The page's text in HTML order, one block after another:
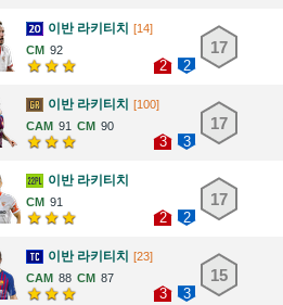
이반 라키티치
[14]
92
2 2
17
이반 라키티치
[100]
91
90
3 3
17
이반 라키티치
91
2 2
17
이반 라키티치
[23]
88
87
3 3
15